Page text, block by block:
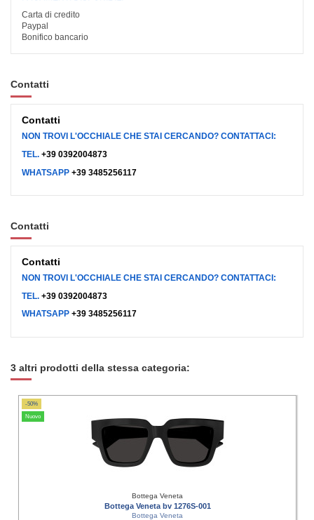
Carta di credito
Paypal
Bonifico bancario
Contatti
Contatti
NON TROVI L'OCCHIALE CHE STAI CERCANDO? CONTATTACI:
TEL. +39 0392004873
WHATSAPP +39 3485256117
Contatti
Contatti
NON TROVI L'OCCHIALE CHE STAI CERCANDO? CONTATTACI:
TEL. +39 0392004873
WHATSAPP +39 3485256117
3 altri prodotti della stessa categoria:
-50%
Nuovo
Bottega Veneta
Bottega Veneta bv 1276S-001
Bottega Veneta